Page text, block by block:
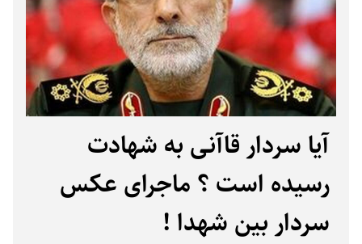
آیا سردار قاآنی به شهادت
رسیده است ؟ ماجرای عکس
سردار بین شهدا !